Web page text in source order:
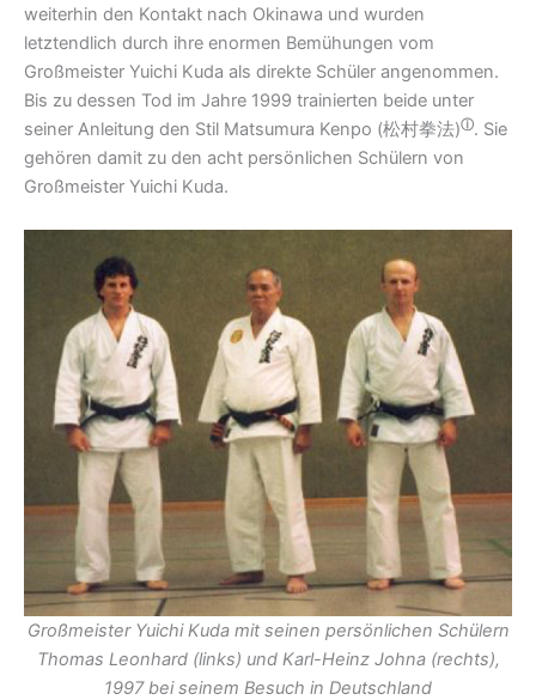
weiterhin den Kontakt nach Okinawa und wurden
letztendlich durch ihre enormen Bemühungen vom
Großmeister Yuichi Kuda als direkte Schüler angenommen.
Bis zu dessen Tod im Jahre 1999 trainierten beide unter
seiner Anleitung den Stil Matsumura Kenpo (松村拳法)ⓘ. Sie
gehören damit zu den acht persönlichen Schülern von
Großmeister Yuichi Kuda.
Großmeister Yuichi Kuda mit seinen persönlichen Schülern
Thomas Leonhard (links) und Karl-Heinz Johna (rechts),
1997 bei seinem Besuch in Deutschland